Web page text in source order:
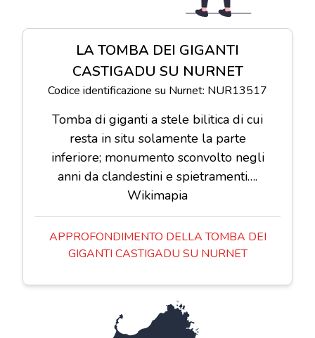
LA TOMBA DEI GIGANTI
CASTIGADU SU NURNET
Codice identificazione su Nurnet: NUR13517
Tomba di giganti a stele bilitica di cui
resta in situ solamente la parte
inferiore; monumento sconvolto negli
anni da clandestini e spietramenti….
Wikimapia
APPROFONDIMENTO DELLA TOMBA DEI
GIGANTI CASTIGADU SU NURNET